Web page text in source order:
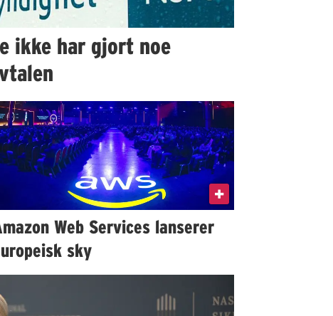
ikke har gjort noe
Web Services lanserer
sky